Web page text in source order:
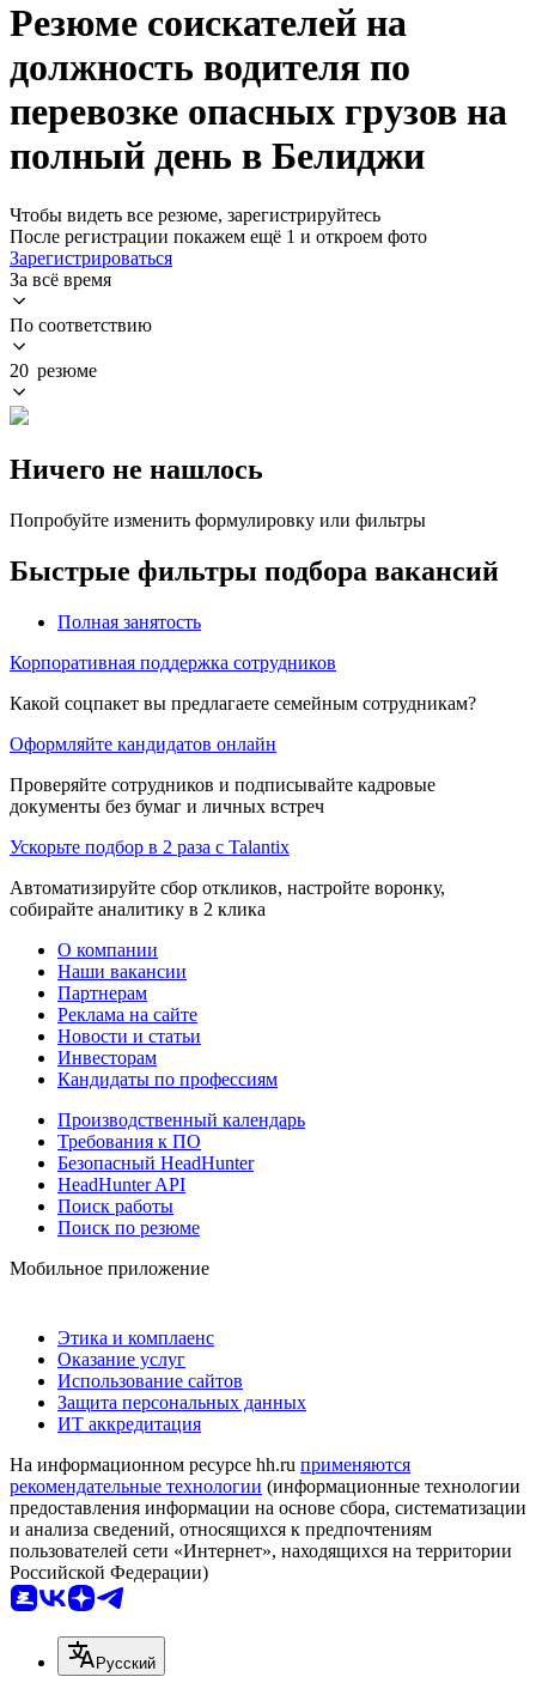
Резюме соискателей на
должность водителя по
перевозке опасных грузов на
полный день в Белиджи
Чтобы видеть все резюме, зарегистрируйтесь
После регистрации покажем ещё 1 и откроем фото
Зарегистрироваться
За всё время
По соответствию
20 резюме
Ничего не нашлось
Попробуйте изменить формулировку или фильтры
Быстрые фильтры подбора вакансий
Полная занятость
Корпоративная поддержка сотрудников
Какой соцпакет вы предлагаете семейным сотрудникам?
Оформляйте кандидатов онлайн
Проверяйте сотрудников и подписывайте кадровые
документы без бумаг и личных встреч
Ускорьте подбор в 2 раза с Talantix
Автоматизируйте сбор откликов, настройте воронку,
собирайте аналитику в 2 клика
О компании
Наши вакансии
Партнерам
Реклама на сайте
Новости и статьи
Инвесторам
Кандидаты по профессиям
Производственный календарь
Требования к ПО
Безопасный HeadHunter
HeadHunter API
Поиск работы
Поиск по резюме
Мобильное приложение
Этика и комплаенс
Оказание услуг
Использование сайтов
Защита персональных данных
ИТ аккредитация
На информационном ресурсе hh.ru применяются
рекомендательные технологии (информационные технологии
предоставления информации на основе сбора, систематизации
и анализа сведений, относящихся к предпочтениям
пользователей сети «Интернет», находящихся на территории
Российской Федерации)
Русский